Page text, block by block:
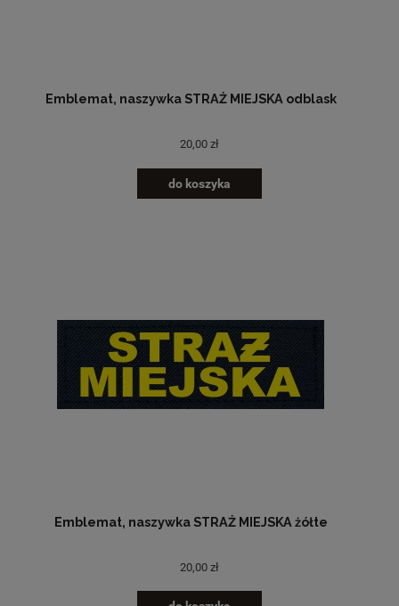
Emblemat, naszywka STRAŻ MIEJSKA odblask
20,00 zł
do koszyka
Emblemat, naszywka STRAŻ MIEJSKA żółte
20,00 zł